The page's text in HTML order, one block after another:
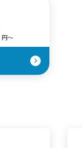
円〜